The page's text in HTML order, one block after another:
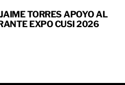
TORRES APOYO AL
EXPO CUSI 2026